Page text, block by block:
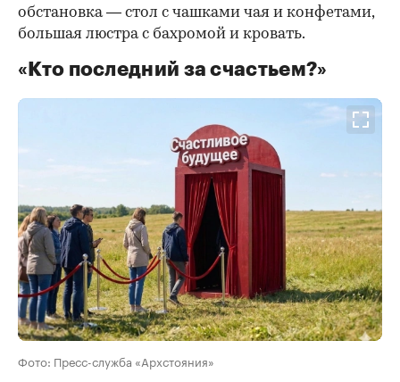
обстановка — стол с чашками чая и конфетами,
большая люстра с бахромой и кровать.
«Кто последний за счастьем?»
Фото: Пресс-служба «Архстояния»